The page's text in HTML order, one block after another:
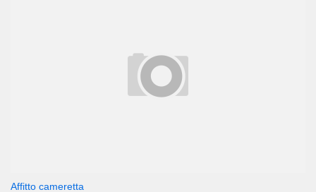
Affitto cameretta